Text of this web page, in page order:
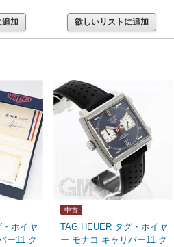
追加 欲しいリストに追加
ホイヤ
ー11 ク
中古
TAG HEUER タグ・ホイヤ
ー モナコ キャリバー11 ク